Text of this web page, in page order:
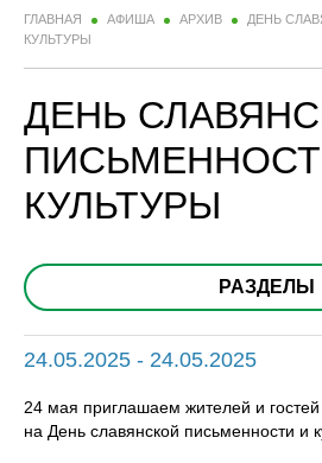
ГЛАВНАЯ АФИША АРХИВ
ДЕНЬ
КУЛЬТУРЫ
ДЕНЬ
КУЛЬТУРЫ
РАЗДЕЛЫ
24.05.2025 - 24.05.2025
24 мая приглашаем жителей и гостей
на День славянской письменности и